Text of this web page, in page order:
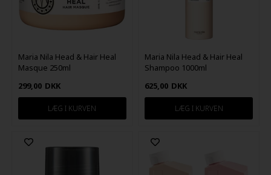
Maria Nila Head & Hair Heal
Masque 250ml
299,00 DKK
Maria Nila Head & Hair Heal
Shampoo 1000ml
625,00 DKK